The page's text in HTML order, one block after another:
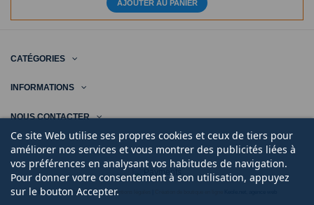
AJOUTER AU PANIER
CATÉGORIES
INFORMATIONS
NOUS CONTACTER
Ce site Web utilise ses propres cookies et ceux de tiers pour
améliorer nos services et vous montrer des publicités liées à
vos préférences en analysant vos habitudes de navigation.
Pour donner votre consentement à son utilisation, appuyez
sur le bouton Accepter.
© 2020 | Midi Pièce Ménager |Mentions légales